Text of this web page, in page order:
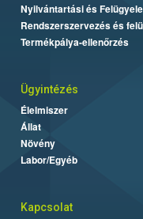
Nyilvántartási és
Rendszerszervezés és
Termékpálya-ellenőrzés
Ügyintézés
Élelmiszer
Állat
Növény
Labor/Egyéb
Kapcsolat